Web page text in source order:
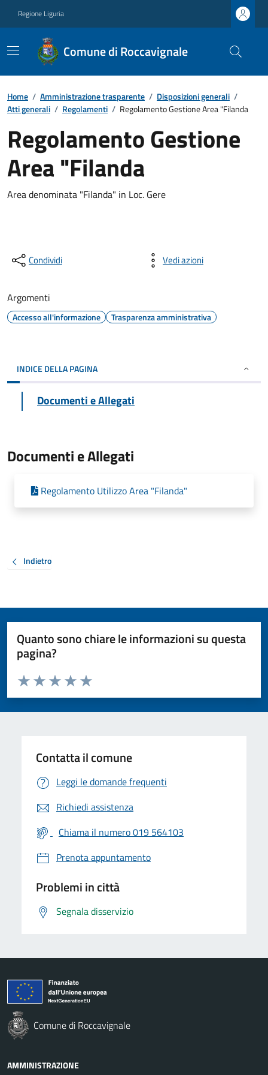
Regione Liguria
Comune di Roccavignale
Home / Amministrazione trasparente / Disposizioni generali /
Atti generali / Regolamenti / Regolamento Gestione Area "Filanda
Regolamento Gestione
Area "Filanda
Area denominata "Filanda" in Loc. Gere
Condividi Vedi azioni
Argomenti
Accesso all'informazione Trasparenza amministrativa
INDICE DELLA PAGINA
Documenti e Allegati
Documenti e Allegati
Regolamento Utilizzo Area "Filanda"
Indietro
Quanto sono chiare le informazioni su questa
pagina?
Valuta da 1 a 5 stelle la pagina
Valuta 5 stelle su 5
Valuta 4 stelle su 5
Valuta 3 stelle su 5
Valuta 2 stelle su 5
Valuta 1 stelle su 5
Contatta il comune
Leggi le domande frequenti
Richiedi assistenza
Chiama il numero 019 564103
Prenota appuntamento
Problemi in città
Segnala disservizio
Comune di Roccavignale
AMMINISTRAZIONE